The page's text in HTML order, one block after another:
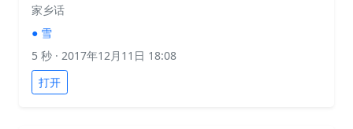
家乡话
● 雪
5 秒 · 2017年12月11日 18:08
打开